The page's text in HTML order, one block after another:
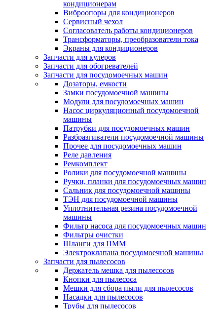
кондиционерам
Виброопоры для кондиционеров
Сервисный чехол
Согласователь работы кондиционеров
Трансформаторы, преобразователи тока
Экраны для кондиционеров
Запчасти для кулеров
Запчасти для обогревателей
Запчасти для посудомоечных машин
Дозаторы, емкости
Замки посудомоечной машины
Модули для посудомоечных машин
Насос циркуляционный посудомоечной
машины
Патрубки для посудомоечных машин
Разбразгиватели посудомоечной машины
Прочее для посудомоечных машин
Реле давления
Ремкомплект
Ролики для посудомоечной машины
Ручки, планки для посудомоечных машин
Сальник для посудомоечной машины
ТЭН для посудомоечной машины
Уплотнительная резина посудомоечной
машины
Фильтр насоса для посудомоечных машин
Фильтры очистки
Шланги для ПММ
Электроклапана посудомоечной машины
Запчасти для пылесосов
Держатель мешка для пылесосов
Кнопки для пылесоса
Мешки для сбора пыли для пылесосов
Насадки для пылесосов
Трубы для пылесосов